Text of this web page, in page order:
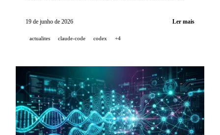
Record & Replay automatiza fluxos de trabalho por
scanner ultrassônico.
19 de junho de 2026 Ler mais
actualites claude-code codex +4